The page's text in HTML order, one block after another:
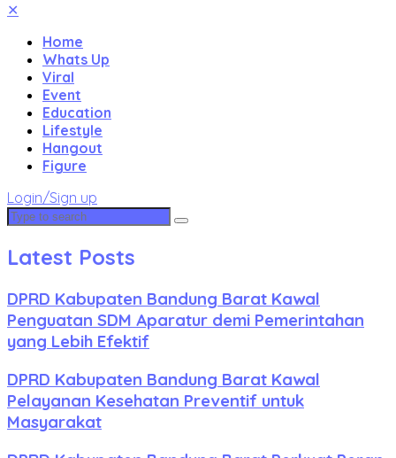
✕
Home
Whats Up
Viral
Event
Education
Lifestyle
Hangout
Figure
Login/Sign up
Latest Posts
DPRD Kabupaten Bandung Barat Kawal
Penguatan SDM Aparatur demi Pemerintahan
yang Lebih Efektif
DPRD Kabupaten Bandung Barat Kawal
Pelayanan Kesehatan Preventif untuk
Masyarakat